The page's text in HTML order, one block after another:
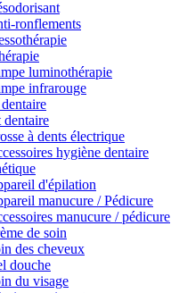
ronflements
luminothérapie
infrarouge
dentaire
à dents électrique
hygiène dentaire
d'épilation
manucure / Pédicure
manucure / pédicure
de soin
des cheveux
douche
du visage